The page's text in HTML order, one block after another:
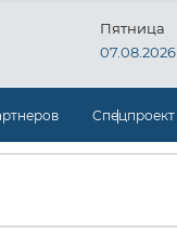
Пятница
07.08.2026
Спецпроект